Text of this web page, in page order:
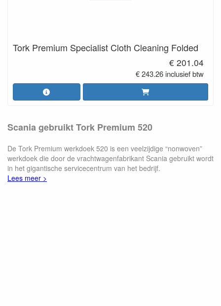
Tork Premium Specialist Cloth Cleaning Folded
€ 201.04
€ 243.26 inclusief btw
Scania gebruikt Tork Premium 520
De Tork Premium werkdoek 520 is een veelzijdige “nonwoven”
werkdoek die door de vrachtwagenfabrikant Scania gebruikt wordt
in het gigantische servicecentrum van het bedrijf.
Lees meer >